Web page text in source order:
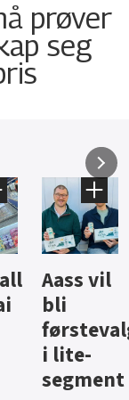
prøver
seg
Hard
iste fra
Hansa